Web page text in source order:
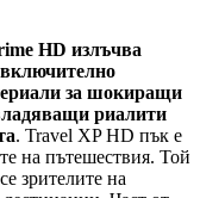
HD излъчва
за шокиращи
риалити
. Travel XP HD пък е
на пътешествия. Той
зрителите на